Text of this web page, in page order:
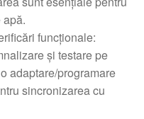
funcționale:
și testare pe
adaptare/programare
sincronizarea cu